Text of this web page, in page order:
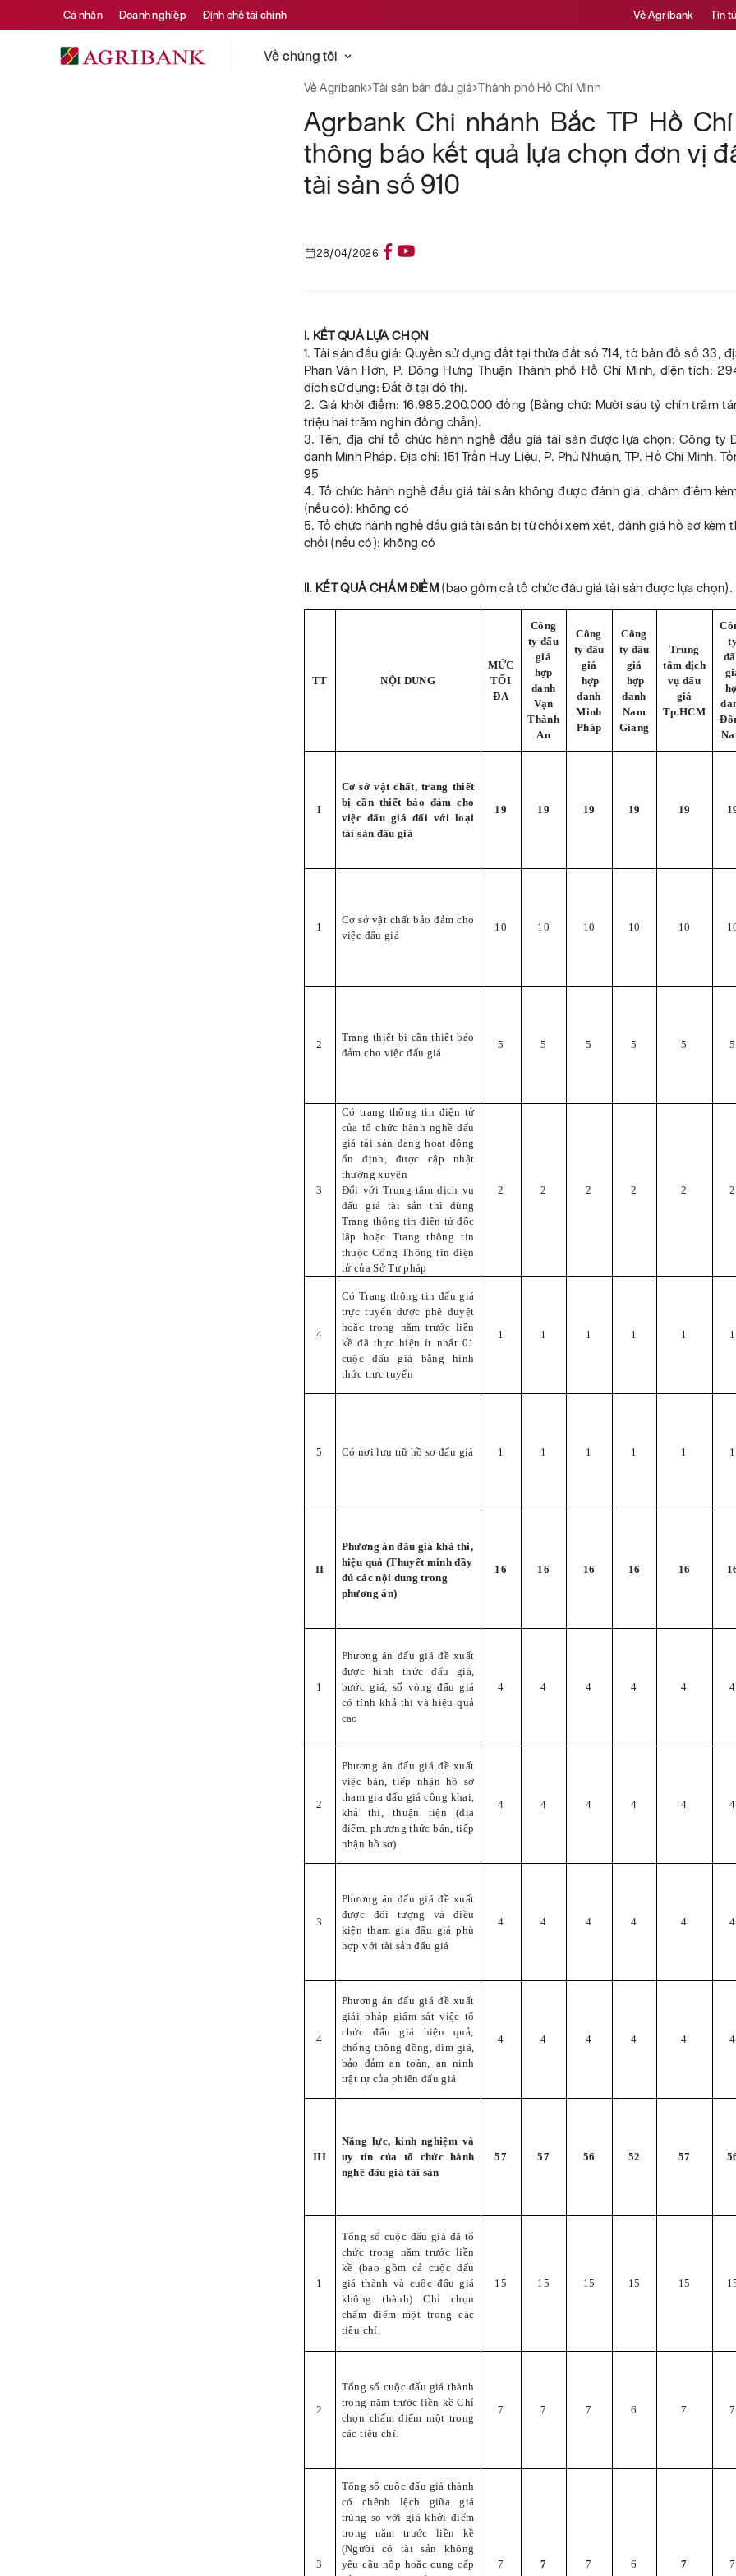
Cá nhân Doanh nghiệp Định chế tài chính Về Agribank Tin
Về chúng tôi
Về Agribank Tài sản bán đấu giá Thành phố Hồ Chí Minh
Agrbank Chi nhánh Bắc TP Hồ
thông báo kết quả lựa chọn đơn vị
tài sản số 910
28/04/2026
I. KẾT QUẢ LỰA CHỌN
1. Tài sản đấu giá: Quyền sử dụng đất tại thửa đất số 714, tờ bản đồ số 33,
Phan Văn Hớn, P. Đông Hưng Thuận Thành phố Hồ Chí Minh, diện tích:
đích sử dụng: Đất ở tại đô thị.
2. Giá khởi điểm: 16.985.200.000 đồng (Bằng chữ: Mười sáu tỷ chín trăm
triệu hai trăm nghìn đồng chẵn).
3. Tên, địa chỉ tổ chức hành nghề đấu giá tài sản được lựa chọn: Công ty
danh Minh Pháp. Địa chỉ: 151 Trần Huy Liệu, P. Phú Nhuận, TP. Hồ Chí Minh.
95
4. Tổ chức hành nghề đấu giá tài sản không được đánh giá, chấm điểm
(nếu có): không có
5. Tổ chức hành nghề đấu giá tài sản bị từ chối xem xét, đánh giá hồ sơ kèm
chối (nếu có): không có
II. KẾT QUẢ CHẤM ĐIỂM(bao gồm cả tổ chức đấu giá tài sản được lựa chọn).
TT NỘI DUNG
MỨC
TỐI
ĐA
Công
ty đấu
giá
hợp
danh
Vạn
Thành
An
Công
ty đấu
giá
hợp
danh
Minh
Pháp
Công
ty đấu
giá
hợp
danh
Nam
Giang
Trung
tâm dịch
vụ đấu
giá
Tp.HCM
I
Cơ sở vật chất, trang thiết
bị cần thiết bảo đảm cho
việc đấu giá đối với loại
tài sản đấu giá
19 19 19 19 19
1
Cơ sở vật chất bảo đảm cho
việc đấu giá
10 10 10 10 10
2
Trang thiết bị cần thiết bảo
đảm cho việc đấu giá
5 5 5 5 5 5
3
Có trang thông tin điện tử
của tổ chức hành nghề đấu
giá tài sản đang hoạt động
ổn định, được cập nhật
thường xuyên
Đối với Trung tâm dịch vụ
đấu giá tài sản thì dùng
Trang thông tin điện tử độc
lập hoặc Trang thông tin
thuộc Cổng Thông tin điện
tử của Sở Tư pháp
2 2 2 2 2 2
4
Có Trang thông tin đấu giá
trực tuyến được phê duyệt
hoặc trong năm trước liền
kề đã thực hiện ít nhất 01
cuộc đấu giá bằng hình
thức trực tuyến
1 1 1 1 1 1
5 Có nơi lưu trữ hồ sơ đấu giá 1 1 1 1 1 1
II
Phương án đấu giá khả thi,
hiệu quả (Thuyết minh đầy
đủ các nội dung trong
phương án)
16 16 16 16 16
1
Phương án đấu giá đề xuất
được hình thức đấu giá,
bước giá, số vòng đấu giá
có tính khả thi và hiệu quả
cao
4 4 4 4 4 4
2
Phương án đấu giá đề xuất
việc bán, tiếp nhận hồ sơ
tham gia đấu giá công khai,
khả thi, thuận tiện (địa
điểm, phương thức bán, tiếp
nhận hồ sơ)
4 4 4 4 4 4
3
Phương án đấu giá đề xuất
được đối tượng và điều
kiện tham gia đấu giá phù
hợp với tài sản đấu giá
4 4 4 4 4 4
4
Phương án đấu giá đề xuất
giải pháp giám sát việc tổ
chức đấu giá hiệu quả;
chống thông đồng, dìm giá,
bảo đảm an toàn, an ninh
trật tự của phiên đấu giá
4 4 4 4 4 4
III
Năng lực, kinh nghiệm và
uy tín của tổ chức hành
nghề đấu giá tài sản
57 57 56 52 57
1
Tổng số cuộc đấu giá đã tổ
chức trong năm trước liền
kề (bao gồm cả cuộc đấu
giá thành và cuộc đấu giá
không thành) Chỉ chọn
chấm điểm một trong các
tiêu chí.
15 15 15 15 15
2
Tổng số cuộc đấu giá thành
trong năm trước liền kề Chỉ
chọn chấm điểm một trong
các tiêu chí.
7 7 7 6 7 7
3
Tổng số cuộc đấu giá thành
có chênh lệch giữa giá
trúng so với giá khởi điểm
trong năm trước liền kề
(Người có tài sản không
yêu cầu nộp hoặc cung cấp
7 7 7 6 7 7